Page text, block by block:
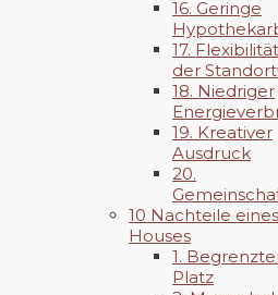
16. Geringe
17.
der
18. Niedriger
19. Kreativer
Ausdruck
20.
10 Nachteile
Houses
1.
Platz